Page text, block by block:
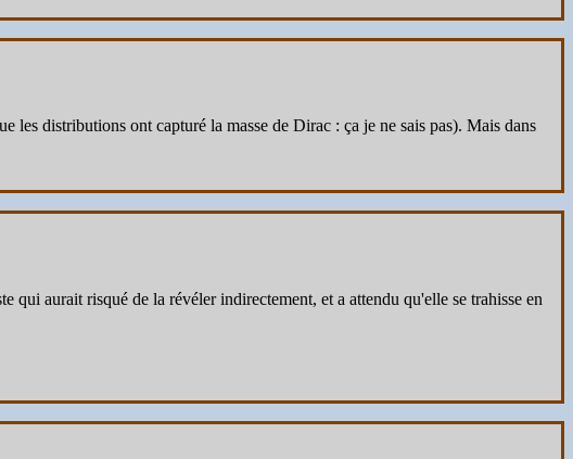
les distributions ont capturé la masse de Dirac : ça je ne sais pas). Mais dans
qui aurait risqué de la révéler indirectement, et a attendu qu'elle se trahisse en